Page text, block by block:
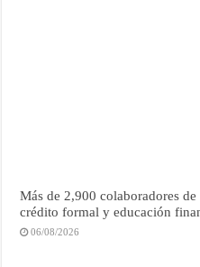
Más de 2,900 colaboradores
crédito formal y educación
06/08/2026